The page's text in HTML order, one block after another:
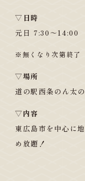
▽日時
元日 7:30～14:00
※無くなり次第終了
▽場所
道の駅西条のん太
▽内容
東広島市を中心に
め放題！